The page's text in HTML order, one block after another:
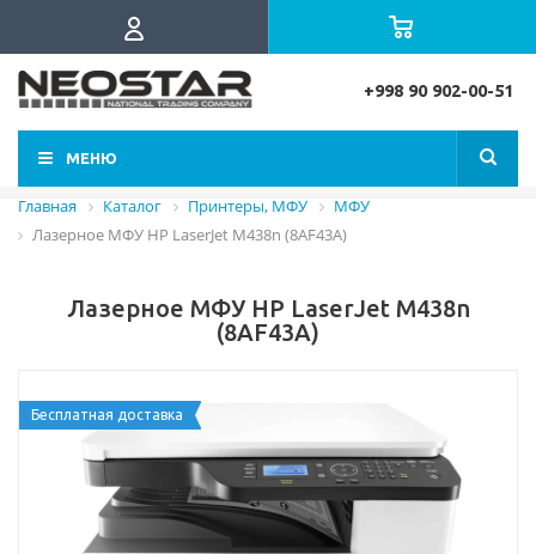
+998 90 902-00-51
МЕНЮ
Главная Каталог Принтеры, МФУ
МФУ
Лазерное МФУ HP LaserJet M438n (8AF43A)
Лазерное МФУ HP LaserJet M438n
(8AF43A)
Бесплатная доставка